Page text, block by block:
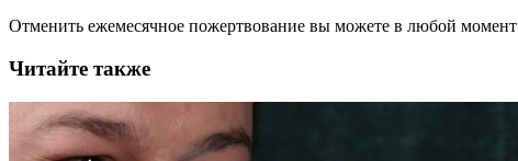
Отменить ежемесячное пожертвование вы можете в любой момент
Читайте также